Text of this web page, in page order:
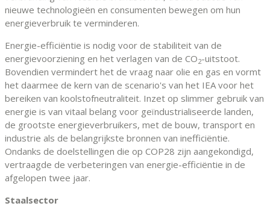
nieuwe technologieën en consumenten bewegen om hun
energieverbruik te verminderen.
Energie-efficiëntie is nodig voor de stabiliteit van de
energievoorziening en het verlagen van de CO2-uitstoot.
Bovendien vermindert het de vraag naar olie en gas en vormt
het daarmee de kern van de scenario's van het IEA voor het
bereiken van koolstofneutraliteit. Inzet op slimmer gebruik van
energie is van vitaal belang voor geïndustrialiseerde landen,
de grootste energieverbruikers, met de bouw, transport en
industrie als de belangrijkste bronnen van inefficiëntie.
Ondanks de doelstellingen die op COP28 zijn aangekondigd,
vertraagde de verbeteringen van energie-efficiëntie in de
afgelopen twee jaar.
Staalsector